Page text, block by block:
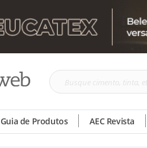
Busque
tinta,
etc
Guia de Produtos AEC Revista